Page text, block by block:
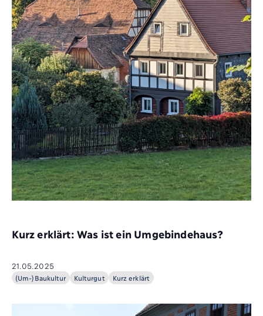
Kurz erklärt: Was ist ein Umgebindehaus?
21.05.2025
(Um-)Baukultur Kulturgut Kurz erklärt